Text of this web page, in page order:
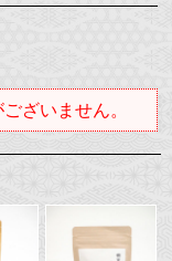
ざいません。